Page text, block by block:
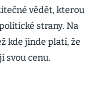
vědět, kterou
strany. Na
kde jinde platí, že
svou cenu.